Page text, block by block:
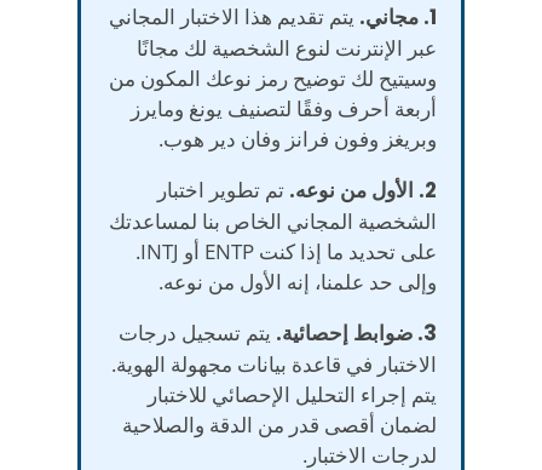
1. مجاني.
يتم تقديم هذا الاختبار المجاني
عبر الإنترنت لنوع الشخصية لك مجانًا
وسيتيح لك توضيح رمز نوعك المكون من
أربعة أحرف وفقًا لتصنيف يونغ ومايرز
وبريغز وفون فرانز وفان دير هوب.
2. الأول من نوعه.
تم تطوير اختبار
الشخصية المجاني الخاص بنا لمساعدتك
على تحديد ما إذا كنت ENTP أو INTJ.
وإلى حد علمنا، إنه الأول من نوعه.
3. ضوابط إحصائية.
يتم تسجيل درجات
الاختبار في قاعدة بيانات مجهولة الهوية.
يتم إجراء التحليل الإحصائي للاختبار
لضمان أقصى قدر من الدقة والصلاحية
لدرجات الاختبار.